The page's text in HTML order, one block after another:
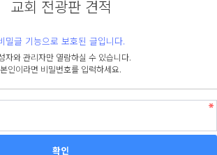
교회 전광판 견적
밀글 기능으로 보호된 글입니다.
자와 관리자만 열람하실 수 있습니다.
본인이라면 비밀번호를 입력하세요.